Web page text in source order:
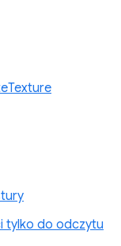
tylko do odczytu